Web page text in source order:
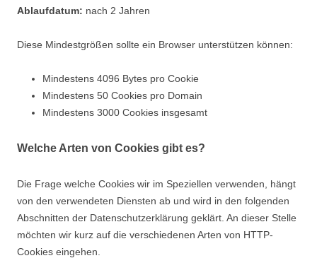
Ablaufdatum: nach 2 Jahren
Diese Mindestgrößen sollte ein Browser unterstützen können:
Mindestens 4096 Bytes pro Cookie
Mindestens 50 Cookies pro Domain
Mindestens 3000 Cookies insgesamt
Welche Arten von Cookies gibt es?
Die Frage welche Cookies wir im Speziellen verwenden, hängt
von den verwendeten Diensten ab und wird in den folgenden
Abschnitten der Datenschutzerklärung geklärt. An dieser Stelle
möchten wir kurz auf die verschiedenen Arten von HTTP-
Cookies eingehen.